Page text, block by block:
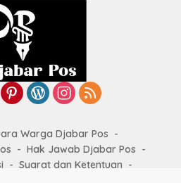
Warga Djabar Pos
Hak Jawab Djabar Pos
Syarat dan Ketentuan